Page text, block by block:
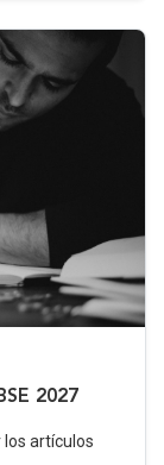
2027
artículos